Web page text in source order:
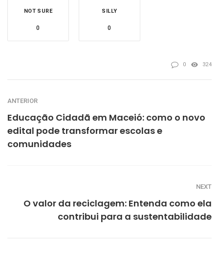
NOT SURE
0
SILLY
0
0 324
ANTERIOR
Educação Cidadã em Maceió: como o novo
edital pode transformar escolas e
comunidades
NEXT
O valor da reciclagem: Entenda como ela
contribui para a sustentabilidade